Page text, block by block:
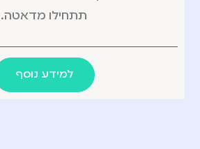
תתחילו מדאטה.
למידע נוסף